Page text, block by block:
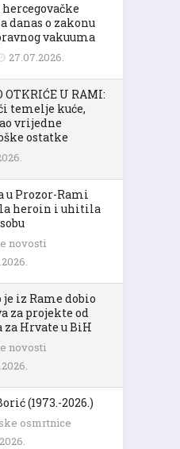
danas o zakonu
vakuuma
27.07.2026.
OTKRIĆE U RAMI:
temelje kuće,
vrijedne
ostatke
u Prozor-Rami
heroin i uhitila
novosti
je iz Rame dobio
za projekte od
za Hrvate u BiH
novosti
(1973.-2026.)
osmrtnice